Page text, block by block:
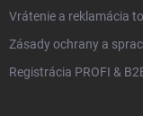
Vrátenie a reklamácia
Zásady ochrany a
Registrácia PROFI &